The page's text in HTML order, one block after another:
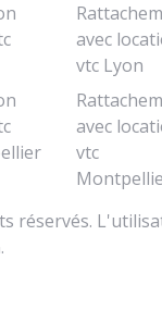
avec
vtc Lyon
avec
vtc
réservés.